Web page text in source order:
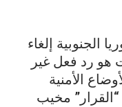
الجنوبية إلغاء
هو رد فعل غير
الأمنية
مخيب